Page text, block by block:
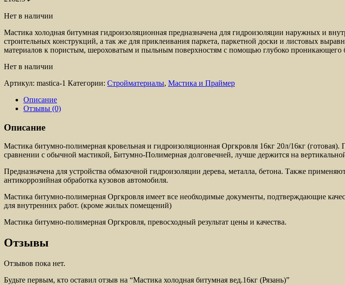
Нет в наличии
Мастика холодная битумная гидроизоляционная предназначена для гидроизоляции наружных и
строительных конструкций, а так же для приклеивания паркета, паркетной доски и листовых
материалов к пористым, шероховатым и пыльным поверхностям с помощью глубоко проникающего
Нет в наличии
Артикул: mastica-1 Категории: Стройматериалы, Мастика и Праймер
Описание
Отзывы (0)
Описание
Мастика битумно-полимерная кровельная и гидроизоляционная Оргкровля 16кг 20л/16кг
сравнении с обычной мастикой, Битумно-Полимерная долговечней, лучше держится на
Предназначена для устройства обмазочной гидроизоляции дерева, металла, бетона. Также
антикоррозийная обработка кузовов автомобиля.
Мастика битумно-полимерная Оргкровля имеет все необходимые документы, подтверждающие
для внутренних работ. (кроме жилых помещений)
Мастика битумно-полимерная Оргкровля, превосходный результат цены и качества.
Отзывы
Отзывов пока нет.
Будьте первым, кто оставил отзыв на “Мастика холодная битумная вед.16кг (Рязань)”